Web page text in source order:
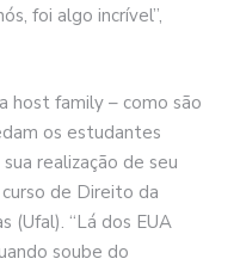
foi algo incrível”,
host family – como são
os estudantes
realização de seu
de Direito da
(Ufal). “Lá dos EUA
soube do